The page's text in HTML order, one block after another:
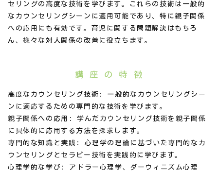
セリングの高度な技術を学びます。これらの技術は一般的
なカウンセリングシーンに適用可能であり、特に親子関係
への応用にも有効です。育児に関する問題解決はもちろ
ん、様々な対人関係の改善に役立ちます。
講 座 の 特 徴
高度なカウンセリング技術: 一般的なカウンセリングシー
ンに適応するための専門的な技術を学びます。
親子関係への応用: 学んだカウンセリング技術を親子関係
に具体的に応用する方法を探求します。
専門的な知識と実践: 心理学の理論に基づいた専門的なカ
ウンセリングとセラピー技術を実践的に学びます。
心理学的な学び: アドラー心理学、ダーウィニズム心理